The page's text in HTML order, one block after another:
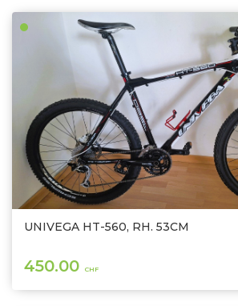
UNIVEGA HT-560, RH. 53CM
450.00 CHF